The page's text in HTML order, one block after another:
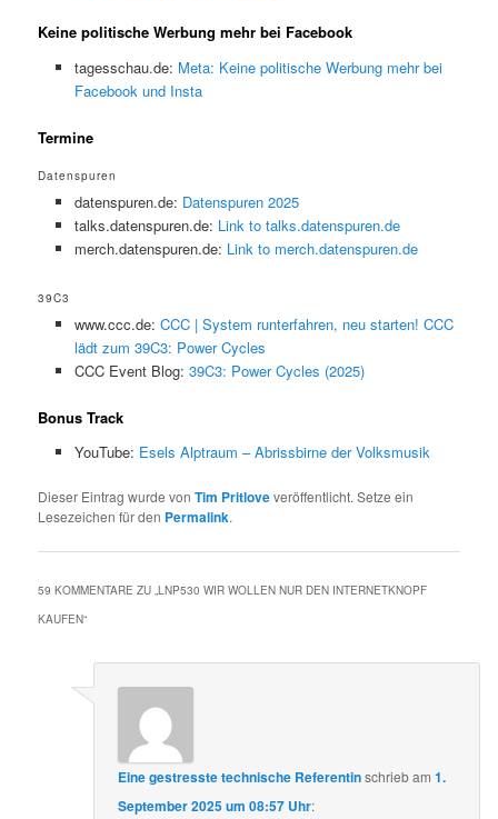
Keine politische Werbung mehr bei Facebook
tagesschau.de: Meta: Keine politische Werbung mehr bei
Facebook und Insta
Termine
Datenspuren
datenspuren.de: Datenspuren 2025
talks.datenspuren.de: Link to talks.datenspuren.de
merch.datenspuren.de: Link to merch.datenspuren.de
39C3
www.ccc.de: CCC | System runterfahren, neu starten! CCC
lädt zum 39C3: Power Cycles
CCC Event Blog: 39C3: Power Cycles (2025)
Bonus Track
YouTube: Esels Alptraum – Abrissbirne der Volksmusik
Dieser Eintrag wurde vonTim Pritloveveröffentlicht. Setze ein
Lesezeichen für den Permalink.
59 KOMMENTARE ZU „LNP530 WIR WOLLEN NUR DEN INTERNETKNOPF
KAUFEN“
Eine gestresste technische Referentinschriebam1.
September 2025 um 08:57 Uhr: